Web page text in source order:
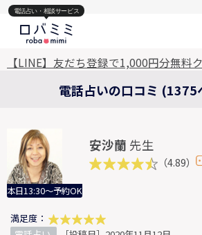
電話占い・相談サービス
【LINE】友だち登録で1,000円分無
電話占いの口コミ (1375
本日13:30～予約OK
安沙蘭 先生
（4.89）
満足度：